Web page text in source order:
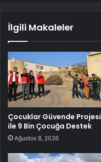
İlgili Makaleler
Çocuklar Güvende Projesi
ile 9 Bin Çocuğa Destek
Ağustos 8, 2026